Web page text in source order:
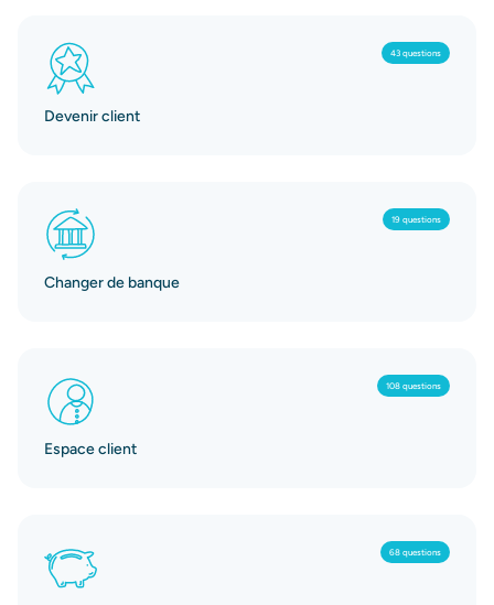
43 questions
Devenir client
19 questions
Changer de banque
108 questions
Espace client
68 questions